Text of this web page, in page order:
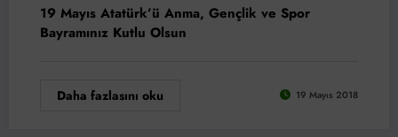
19 Mayıs Atatürk’ü Anma, Gençlik ve Spor
Bayramınız Kutlu Olsun
Daha fazlasını oku 19 Mayıs 2018